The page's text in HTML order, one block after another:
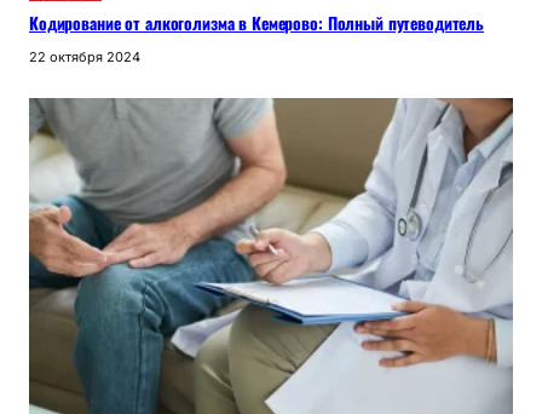
Кодирование от алкоголизма в Кемерово: Полный путеводитель
22 октября 2024